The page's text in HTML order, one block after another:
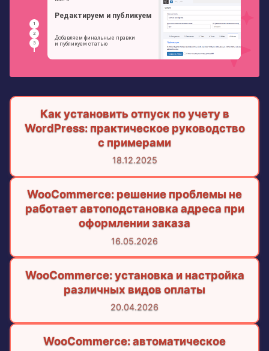
Как установить отпуск по учету в
WordPress: практическое руководство
с примерами
18.12.2025
WooCommerce: решение проблемы не
работает автоподстановка адреса при
оформлении заказа
16.05.2026
WooCommerce: установка и настройка
различных видов оплаты
20.04.2026
WooCommerce: автоматическое